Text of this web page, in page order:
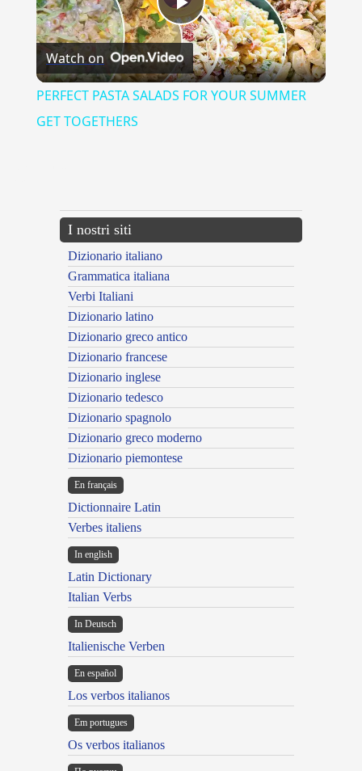
Play
Video
Watch on
PERFECT PASTA SALADS FOR YOUR SUMMER
GET TOGETHERS
I nostri siti
Dizionario italiano
Grammatica italiana
Verbi Italiani
Dizionario latino
Dizionario greco antico
Dizionario francese
Dizionario inglese
Dizionario tedesco
Dizionario spagnolo
Dizionario greco moderno
Dizionario piemontese
En français
Dictionnaire Latin
Verbes italiens
In english
Latin Dictionary
Italian Verbs
In Deutsch
Italienische Verben
En español
Los verbos italianos
Em portugues
Os verbos italianos